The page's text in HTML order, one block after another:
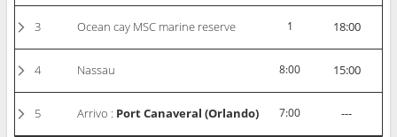
3 Ocean cay MSC marine reserve 1 18:00
4 Nassau 8:00 15:00
5 Arrivo : Port Canaveral (Orlando) 7:00 ---